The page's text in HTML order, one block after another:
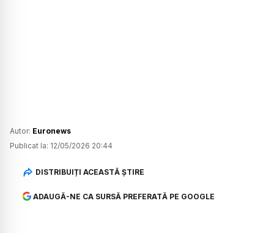
Autor: Euronews
Publicat la: 12/05/2026 20:44
DISTRIBUIȚI ACEASTĂ ȘTIRE
ADAUGĂ-NE CA SURSĂ PREFERATĂ PE GOOGLE